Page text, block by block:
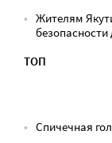
Жителям
безопасности
ТОП
Спичечная